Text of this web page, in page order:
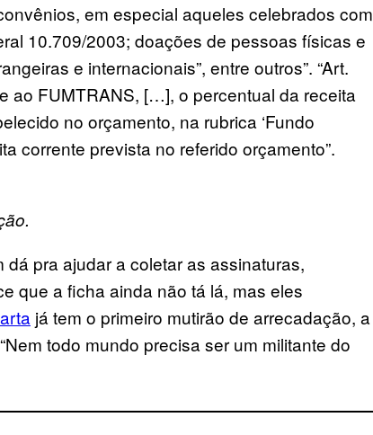
em especial aqueles celebrados com
10.709/2003; doações de pessoas físicas e
e internacionais”, entre outros”. “Art.
ao FUMTRANS, […], o percentual da receita
no orçamento, na rubrica ‘Fundo
corrente prevista no referido orçamento”.
dá pra ajudar a coletar as assinaturas,
que a ficha ainda não tá lá, mas eles
já tem o primeiro mutirão de arrecadação, a
todo mundo precisa ser um militante do